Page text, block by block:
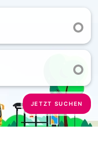
JETZT SUCHEN